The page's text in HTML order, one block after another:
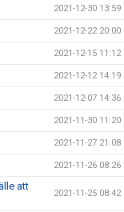
2021-12-30 13:59
2021-12-22 20:00
2021-12-15 11:12
2021-12-12 14:19
2021-12-07 14:36
2021-11-30 11:20
2021-11-27 21:08
2021-11-26 08:26
att
2021-11-25 08:42